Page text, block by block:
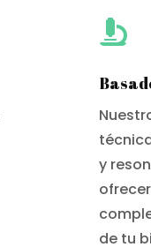

y
de tu